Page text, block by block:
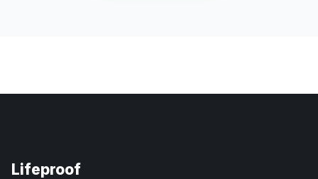
Lifeproof